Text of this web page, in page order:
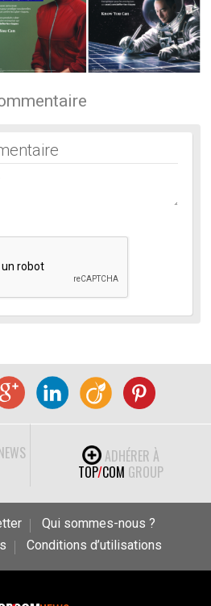
ADHÉRER À
TOP/COM GROUP
Qui sommes-nous ?
Conditions d’utilisations